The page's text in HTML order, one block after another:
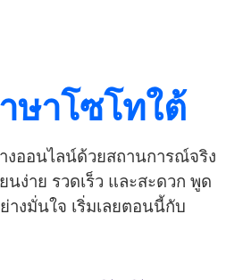
ษาโซโทใต้
งออนไลน์ด้วยสถานการณ์จริง
นง่าย รวดเร็ว และสะดวก พูด
างมั่นใจ เริ่มเลยตอนนี้กับ